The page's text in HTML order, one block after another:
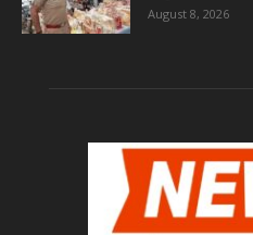
August 8, 2026